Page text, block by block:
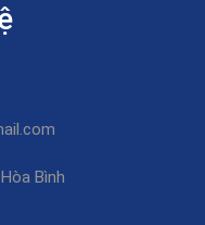
Bình